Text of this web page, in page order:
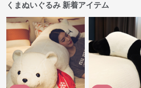
くまぬいぐるみ 新着アイテム